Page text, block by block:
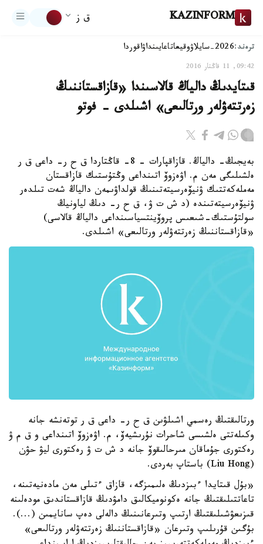
KAZINFORM ق ز
ترەند:2026-سايلاۋ وقيعاتاعايىنداۋاقوردا
09:42, 11 قاڭتار 2016
قىتايدىڭ دالياڭ قالاسىندا «قازاقستاننىڭ
زەرتتەۋلەر ورتالىعى» اشىلدى - فوتو
بەيجىڭ- دالياڭ. قازاقپارات - 8- قاڭتاردا ق ح ر- داعى ق ر
ەلشىلىگى مەن م. اۋەزوۆ اتىنداعى وڭتۇستىك قازاقستان
مەملەكەتتىك ۋنيۆەرسيتەتىنىڭ قولداۋىمەن دالياڭ شەت تىلدەر
ۋنيۆەرسيتەتىندە (د ش ت ۋ، ق ح ر- دىڭ لياونيڭ
سولتۇستىك-شىعىس پروۆينتسياسىنداعى دالياڭ قالاسى)
«قازاقستاننىڭ زەرتتەۋلەر ورتالىعى» اشىلدى.
ورتالىقتىڭ رەسمي اشىلۋىن ق ح ر- داعى ق ر توتەنشە جانە
وكىلەتتى ەلشىسى شاحرات نۇرىشيەۆ، م. اۋەزوۆ اتىنداعى و ق م ۋ
رەكتورى جۇماقان مىرحالىقوۆ جانە د ش ت ۋ رەكتورى ليۋ حۋن
(Liu Hong) باستاپ بەردى.
«بۇل قىتايدا ءبىزدىڭ ەلىمىزگە، قازاق ءتىلى مەن مادەنيەتىنە،
تاعاتتىلىقتىڭ جانە ەكونوميكالىق دامۋدىڭ قازاقستاندىق مودەلىنە
قىزىعۋشىلىقتىڭ ارتىپ وتىرعانىنىڭ دالەلى دەپ سانايمىن (...).
بۇگىن قۇرىلىپ وتىرعان «قازاقستاننىڭ زەرتتەۋلەر ورتالىعى»